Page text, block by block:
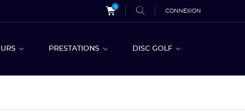
0
CONNEXION
PRESTATIONS DISC GOLF